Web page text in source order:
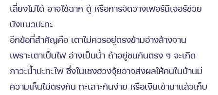
เลี่ยงไม่ได้ อาจใช้ฉาก ตู้ หรือการจัดวางเฟอร์นิเจอร์ช่วย
บังแนวปะทะ
อีกข้อที่สำคัญคือ เตาไม่ควรอยู่ตรงข้ามอ่างล้างจาน
เพราะเตาเป็นไฟ อ่างเป็นน้ำ ถ้าอยู่ชนกันตรง ๆ จะเกิด
ภาวะน้ำปะทะไฟ ซึ่งในเชิงฮวงจุ้ยอาจส่งผลให้คนในบ้านมี
ความเห็นไม่ตรงกัน ทะเลาะกันง่าย หรือเงินเข้ามาแล้วเก็บ